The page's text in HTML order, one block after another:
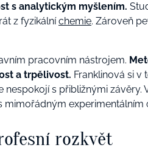
s analytickým myšlením.
z fyzikálníchemie. Zároveň
pracovním nástrojem.
a trpělivost. Franklinová si v
s přibližnými závěry.
experimentálním
rozkvět